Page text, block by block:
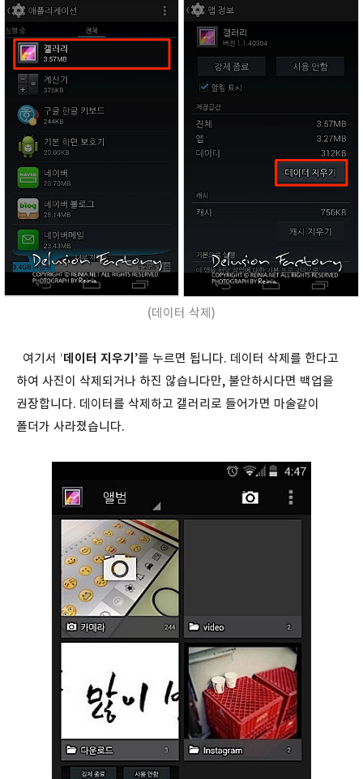
(데이터 삭제)
여기서 ‘데이터 지우기’를 누르면 됩니다. 데이터 삭제를 한다고
하여 사진이 삭제되거나 하진 않습니다만, 불안하시다면 백업을
권장합니다. 데이터를 삭제하고 갤러리로 들어가면 마술같이
폴더가 사라졌습니다.